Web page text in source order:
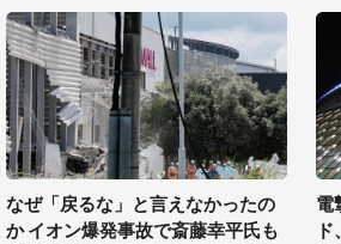
なぜ「戻るな」と言えなかったの
か イオン爆発事故で斎藤幸平氏も
電